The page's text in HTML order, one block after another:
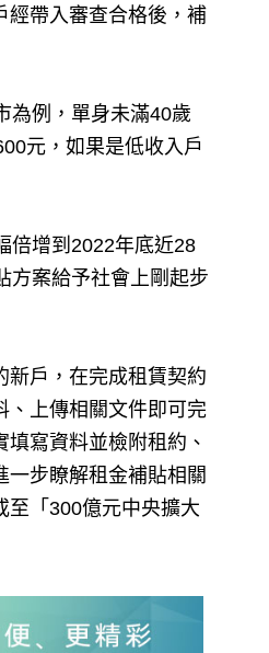
經帶入審查合格後，補
為例，單身未滿40歲
元，如果是低收入戶
倍增到2022年底近28
方案給予社會上剛起步
新戶，在完成租賃契約
、上傳相關文件即可完
寫資料並檢附租約、
步瞭解租金補貼相關
至「300億元中央擴大